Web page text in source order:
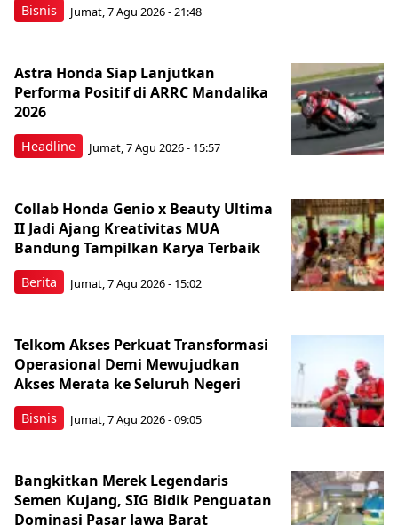
Bisnis Jumat, 7 Agu 2026 - 21:48
Headline
Astra Honda Siap Lanjutkan
Performa Positif di ARRC Mandalika
2026
Jumat, 7 Agu 2026 - 15:57
Berita
Collab Honda Genio x Beauty Ultima
II Jadi Ajang Kreativitas MUA
Bandung Tampilkan Karya Terbaik
Jumat, 7 Agu 2026 - 15:02
Bisnis
Telkom Akses Perkuat Transformasi
Operasional Demi Mewujudkan
Akses Merata ke Seluruh Negeri
Jumat, 7 Agu 2026 - 09:05
Bangkitkan Merek Legendaris
Semen Kujang, SIG Bidik Penguatan
Dominasi Pasar Jawa Barat